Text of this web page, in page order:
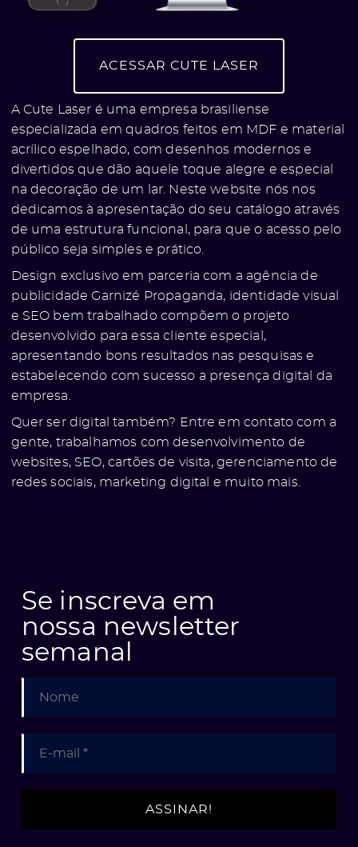
ACESSAR CUTE LASER
A Cute Laser é uma empresa brasiliense
especializada em quadros feitos em MDF e material
acrílico espelhado, com desenhos modernos e
divertidos que dão aquele toque alegre e especial
na decoração de um lar. Neste website nós nos
dedicamos à apresentação do seu catálogo através
de uma estrutura funcional, para que o acesso pelo
público seja simples e prático.
Design exclusivo em parceria com a agência de
publicidade Garnizé Propaganda, identidade visual
e SEO bem trabalhado compõem o projeto
desenvolvido para essa cliente especial,
apresentando bons resultados nas pesquisas e
estabelecendo com sucesso a presença digital da
empresa.
Quer ser digital também? Entre em contato com a
gente, trabalhamos com desenvolvimento de
websites, SEO, cartões de visita, gerenciamento de
redes sociais, marketing digital e muito mais.
Se inscreva em
nossa newsletter
semanal